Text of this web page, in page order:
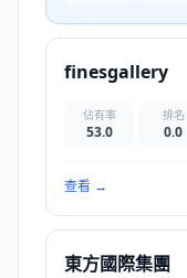
finesgallery
佔有率
53.0
排名
0.0
查看 →
東方國際集團